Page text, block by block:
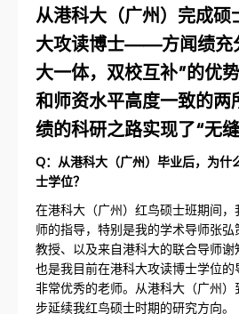
从港科大（广州）完成硕
大攻读博士——方闻绩充
大一体，双校互补”的优
和师资水平高度一致的两
绩的科研之路实现了“无缝
Q：从港科大（广州）毕业后，为什
士学位？
在港科大（广州）红鸟硕士班期间
师的指导，特别是我的学术导师张
教授、以及来自港科大的联合导师
也是我目前在港科大攻读博士学位
非常优秀的老师。从港科大（广州
步延续我红鸟硕士时期的研究方向。